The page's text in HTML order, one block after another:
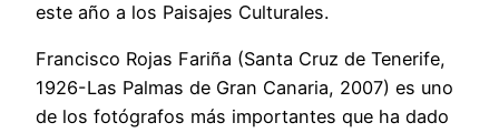
este año a los Paisajes Culturales.
Francisco Rojas Fariña (Santa Cruz de Tenerife,
1926-Las Palmas de Gran Canaria, 2007) es uno
de los fotógrafos más importantes que ha dado